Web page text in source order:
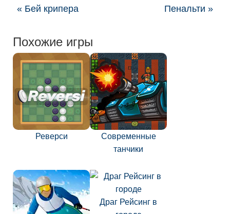
« Бей крипера Пенальти »
Похожие игры
Реверси
Современные
танчики
Драг Рейсинг в